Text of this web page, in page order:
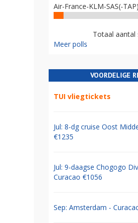
Air-France-KLM-SAS(-TAP)
Totaal aantal
Meer polls
VOORDELIGE
TUI vliegtickets
Jul: 8-dg cruise Oost
€1235
Jul: 9-daagse Chogogo
Curacao €1056
Sep: Amsterdam -